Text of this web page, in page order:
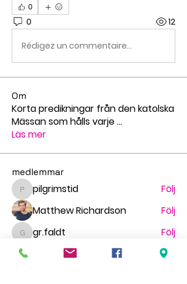
0
0 12
Rédigez un commentaire...
Om
Korta predikningar från den katolska
Mässan som hålls varje...
Läs mer
medlemmar
pilgrimstid
pilgrimstid
Följ
Matthew Richardson
Följ
gr.faldt
gr.faldt
Följ
Ingegerd Nygren
Följ